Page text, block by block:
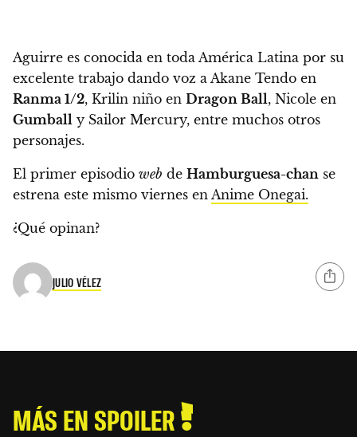
Aguirre es conocida en toda América Latina por su
excelente trabajo dando voz a Akane Tendo en
Ranma 1/2, Krilin niño en Dragon Ball, Nicole en
Gumball y Sailor Mercury, entre muchos otros
personajes.
El primer episodio web de Hamburguesa-chan se
estrena este mismo viernes en Anime Onegai.
¿Qué opinan?
JULIO VÉLEZ
MÁS EN SPOILER